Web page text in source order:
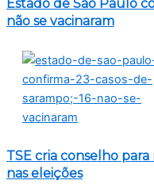
Estado de São Paulo
não se vacinaram
TSE cria conselho
nas eleições